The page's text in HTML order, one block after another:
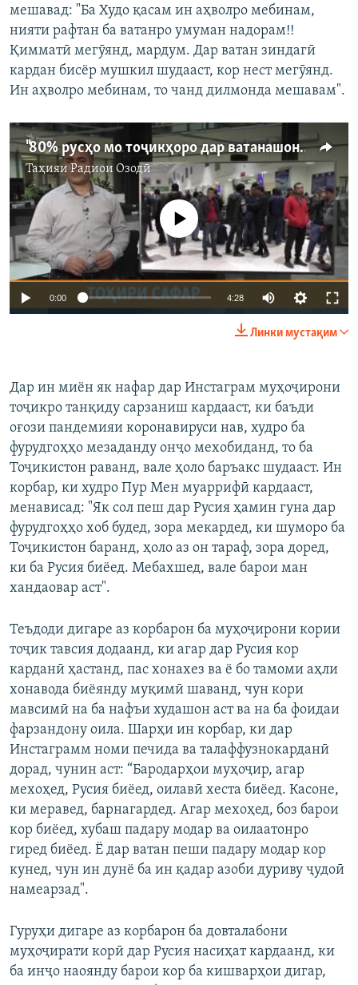
мешавад: "Ба Худо қасам ин аҳволро мебинам,
нияти рафтан ба ватанро умуман надорам!!
Қимматӣ мегӯянд, мардум. Дар ватан зиндагӣ
кардан бисёр мушкил шудааст, кор нест мегӯянд.
Ин аҳволро мебинам, то чанд дилмонда мешавам".
"80% русҳо мо тоҷикҳоро дар ватанашон намехоҳанд"
Таҳияи Радиои Озодӣ
720p 1080p
Феълан кор намекунад
0:00 4:28
720p
1080p
Линки мустақим
Дар ин миён як нафар дар Инстаграм муҳоҷирони
тоҷикро танқиду сарзаниш кардааст, ки баъди
оғози пандемияи коронавируси нав, худро ба
фурудгоҳҳо мезаданду онҷо мехобиданд, то ба
Тоҷикистон раванд, вале ҳоло баръакс шудааст. Ин
корбар, ки худро Пур Мен муаррифӣ кардааст,
менависад: "Як сол пеш дар Русия ҳамин гуна дар
фурудгоҳҳо хоб будед, зора мекардед, ки шуморо ба
Тоҷикистон баранд, ҳоло аз он тараф, зора доред,
ки ба Русия биёед. Мебахшед, вале барои ман
хандаовар аст".
Теъдоди дигаре аз корбарон ба муҳоҷирони кории
тоҷик тавсия додаанд, ки агар дар Русия кор
карданӣ ҳастанд, пас хонахез ва ё бо тамоми аҳли
хонавода биёянду муқимӣ шаванд, чун кори
мавсимӣ на ба нафъи худашон аст ва на ба фоидаи
фарзандону оила. Шарҳи ин корбар, ки дар
Инстаграмм номи печида ва талаффузнокарданӣ
дорад, чунин аст: “Бародарҳои муҳоҷир, агар
мехоҳед, Русия биёед, оилавӣ хеста биёед. Касоне,
ки меравед, барнагардед. Агар мехоҳед, боз барои
кор биёед, хубаш падару модар ва оилаатонро
гиред биёед. Ё дар ватан пеши падару модар кор
кунед, чун ин дунё ба ин қадар азоби дуриву ҷудоӣ
намеарзад".
Гуруҳи дигаре аз корбарон ба довталабони
муҳоҷирати корӣ дар Русия насиҳат кардаанд, ки
ба инҷо наоянду барои кор ба кишварҳои дигар,